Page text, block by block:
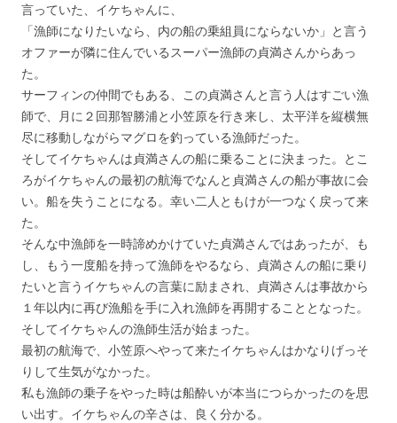
言っていた、イケちゃんに、
「漁師になりたいなら、内の船の乗組員にならないか」と言う
オファーが隣に住んでいるスーパー漁師の貞満さんからあっ
た。
サーフィンの仲間でもある、この貞満さんと言う人はすごい漁
師で、月に２回那智勝浦と小笠原を行き来し、太平洋を縦横無
尽に移動しながらマグロを釣っている漁師だった。
そしてイケちゃんは貞満さんの船に乗ることに決まった。とこ
ろがイケちゃんの最初の航海でなんと貞満さんの船が事故に会
い。船を失うことになる。幸い二人ともけが一つなく戻って来
た。
そんな中漁師を一時諦めかけていた貞満さんではあったが、も
し、もう一度船を持って漁師をやるなら、貞満さんの船に乗り
たいと言うイケちゃんの言葉に励まされ、貞満さんは事故から
１年以内に再び漁船を手に入れ漁師を再開することとなった。
そしてイケちゃんの漁師生活が始まった。
最初の航海で、小笠原へやって来たイケちゃんはかなりげっそ
りして生気がなかった。
私も漁師の乗子をやった時は船酔いが本当につらかったのを思
い出す。イケちゃんの辛さは、良く分かる。